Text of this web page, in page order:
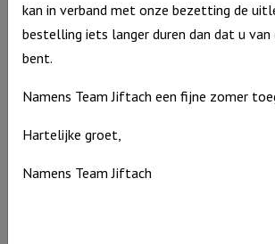
kan in verband met onze bezetting de
bestelling iets langer duren dan dat u van
bent.
Namens Team Jiftach een fijne zomer
Hartelijke groet,
Namens Team Jiftach